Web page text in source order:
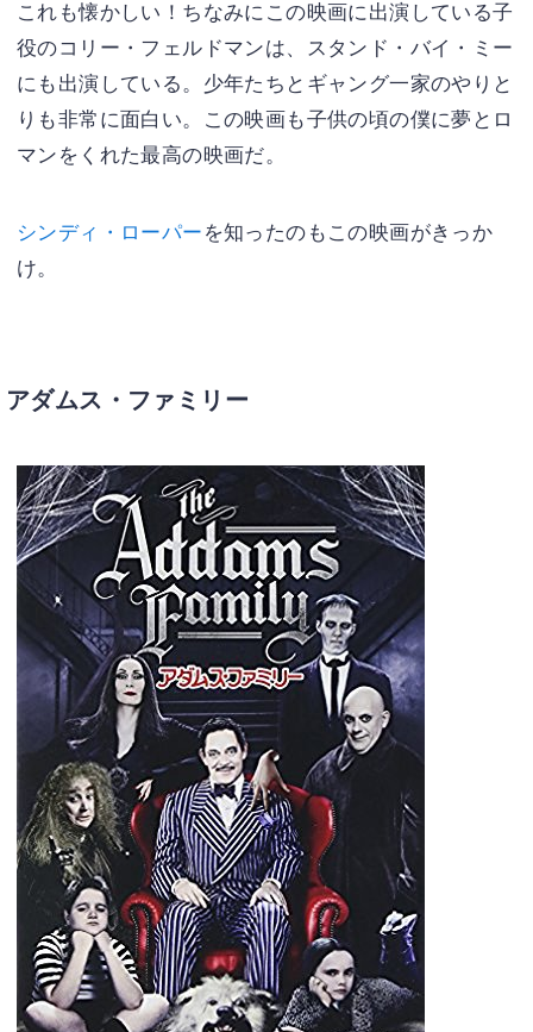
これも懐かしい！ちなみにこの映画に出演している子
役のコリー・フェルドマンは、スタンド・バイ・ミー
にも出演している。少年たちとギャング一家のやりと
りも非常に面白い。この映画も子供の頃の僕に夢とロ
マンをくれた最高の映画だ。
シンディ・ローパー を知ったのもこの映画がきっか
け。
アダムス・ファミリー